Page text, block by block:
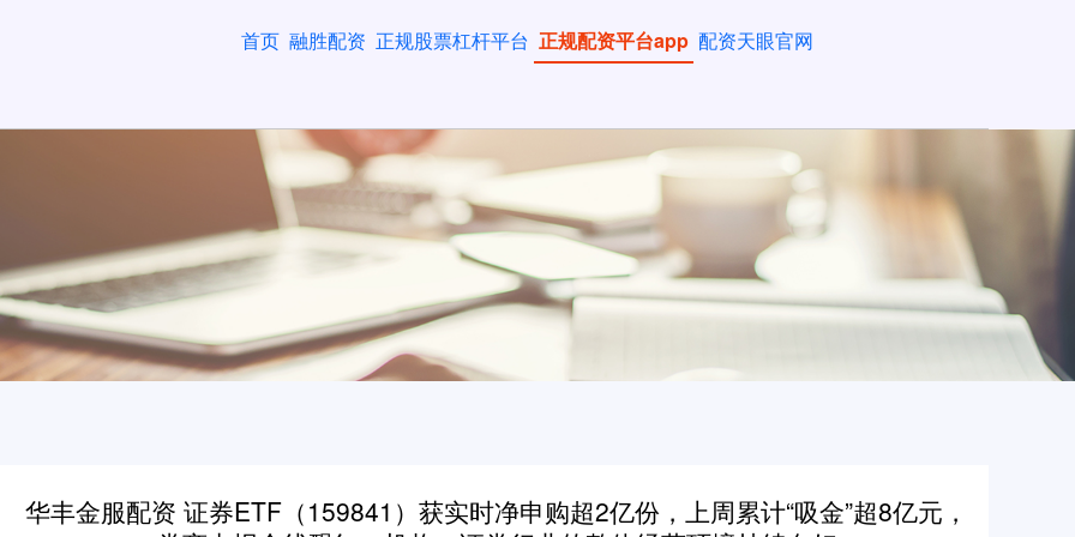
首页 融胜配资 正规股票杠杆平台 正规配资平台app 配资天眼官网
华丰金服配资 证券ETF（159841）获实时净申购超2亿份，上周累计“吸金”超8亿元，